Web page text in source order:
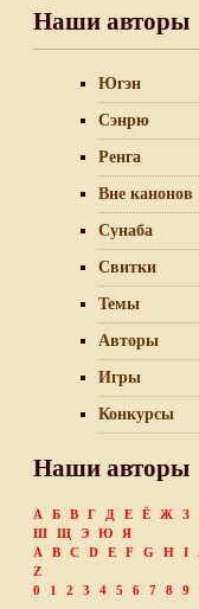
Наши авторы
Югэн
Сэнрю
Ренга
Вне канонов
Сунаба
Свитки
Темы
Авторы
Игры
Конкурсы
Наши авторы
А Б В Г Д Е Ё Ж З
Ш
Щ Э Ю
Я
A
B C D E F G H I
Z
0
1 2 3 4 5 6 7 8 9